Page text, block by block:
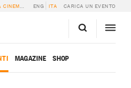
» SCAVALCAMONTAGNE: OK IL PEZZO È
ENG ITA CARICA UN EVENTO
MAGAZINE SHOP